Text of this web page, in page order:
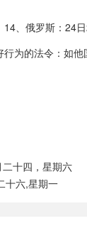
14、俄罗斯：24
为的法令：如
十四，星期六
十六,星期一